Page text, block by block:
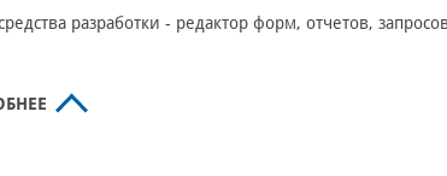
разработки - редактор форм, отчетов,